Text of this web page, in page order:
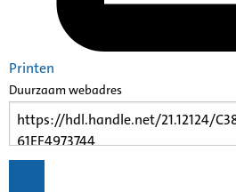
Printen
Duurzaam webadres